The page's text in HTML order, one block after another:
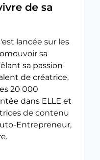
de sa
lancée sur les
sa
sa passion
de créatrice,
20 000
dans ELLE et
de contenu
Entrepreneur,